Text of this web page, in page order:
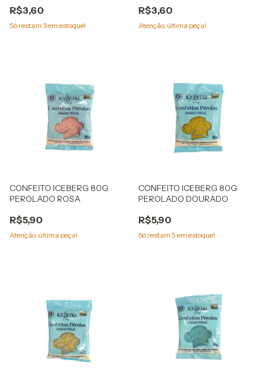
R$3,60
Só restam 3em estoque!
R$3,60
Atenção, última peça!
CONFEITO ICEBERG 80G
PEROLADO ROSA
R$5,90
Atenção, última peça!
CONFEITO ICEBERG 80G
PEROLADO DOURADO
R$5,90
Só restam 5 em estoque!